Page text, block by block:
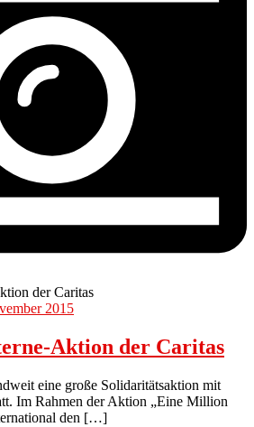
2015
Aktion der Caritas
eine große Solidaritätsaktion mit
Im Rahmen der Aktion „Eine Million
den […]